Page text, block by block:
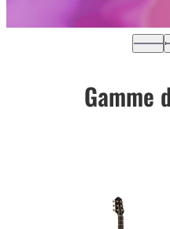
Gamme